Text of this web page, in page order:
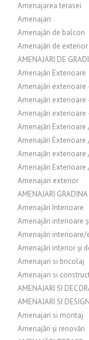
Amenajarea terasei
Amenajari
Amenajări de balcon
Amenajări de exterior
AMENAJARI DE
Amenajări Exterioare
Amenajări exterioare
Amenajări exterioare
Amenajări exterioare
Amenajări
Amenajări Exterioare
Amenajări exterioare
Amenajări Exterioare
Amenajari exterior
AMENAJARI GRADINA
Amenajări Interioare
Amenajări interioare
Amenajări interioare/
Amenajări interior și
Amenajari si bricolaj
Amenajari si
AMENAJARI SI
AMENAJARI SI
Amenajari si montaj
Amenajări și renovări